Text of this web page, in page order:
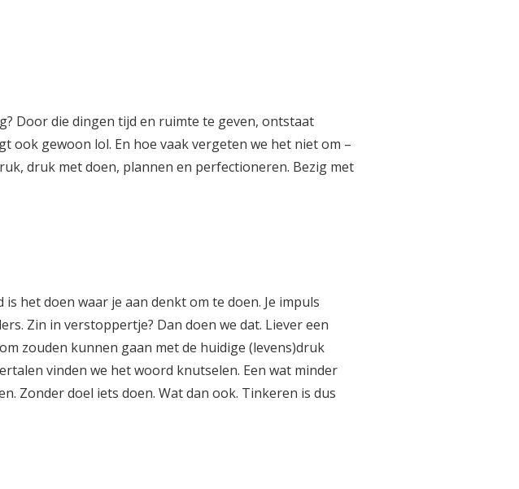
Door die dingen tijd en ruimte te geven, ontstaat
ook gewoon lol. En hoe vaak vergeten we het niet om –
druk met doen, plannen en perfectioneren. Bezig met
het doen waar je aan denkt om te doen. Je impuls
Zin in verstoppertje? Dan doen we dat. Liever een
zouden kunnen gaan met de huidige (levens)druk
vinden we het woord knutselen. Een wat minder
Zonder doel iets doen. Wat dan ook. Tinkeren is dus